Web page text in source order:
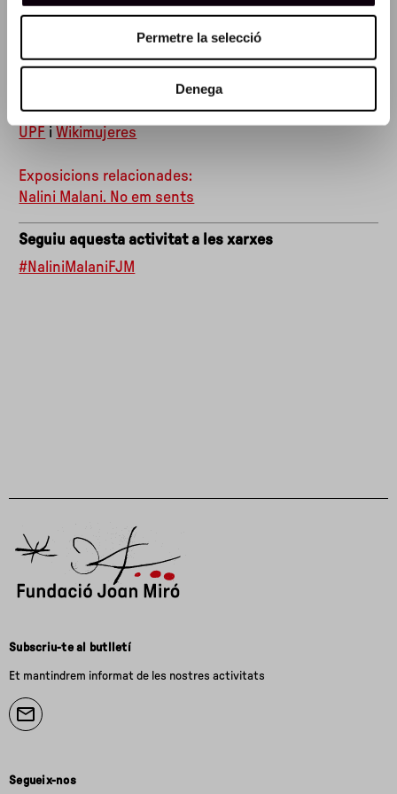
Permetre la selecció
Denega
sentit a la idea de Nalini Malani quan diu que "si es
tingués més en compte el pensament femení, potser
assoliríem allò que anomenem progrés".
Amb la col·laboració deAmical Wikimedia,Viquidones
UPF iWikimujeres
Exposicions relacionades:
Nalini Malani. No em sents
Seguiu aquesta activitat a les xarxes
#NaliniMalaniFJM
Subscriu-te al butlletí
Et mantindrem informat de les nostres activitats
Segueix-nos